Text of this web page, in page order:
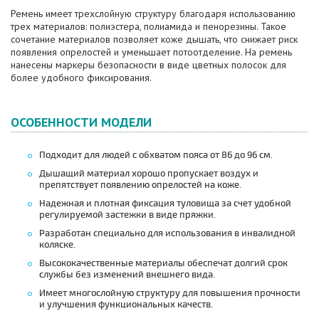
Ремень имеет трехслойную структуру благодаря использованию
трех материалов: полиэстера, полиамида и пенорезины. Такое
сочетание материалов позволяет коже дышать, что снижает риск
появления опрелостей и уменьшает потоотделение. На ремень
нанесены маркеры безопасности в виде цветных полосок для
более удобного фиксирования.
ОСОБЕННОСТИ МОДЕЛИ
Подходит для людей с обхватом пояса от 86 до 96 см.
Дышащий материал хорошо пропускает воздух и
препятствует появлению опрелостей на коже.
Надежная и плотная фиксация туловища за счет удобной
регулируемой застежки в виде пряжки.
Разработан специально для использования в инвалидной
коляске.
Высококачественные материалы обеспечат долгий срок
службы без изменений внешнего вида.
Имеет многослойную структуру для повышения прочности
и улучшения функциональных качеств.